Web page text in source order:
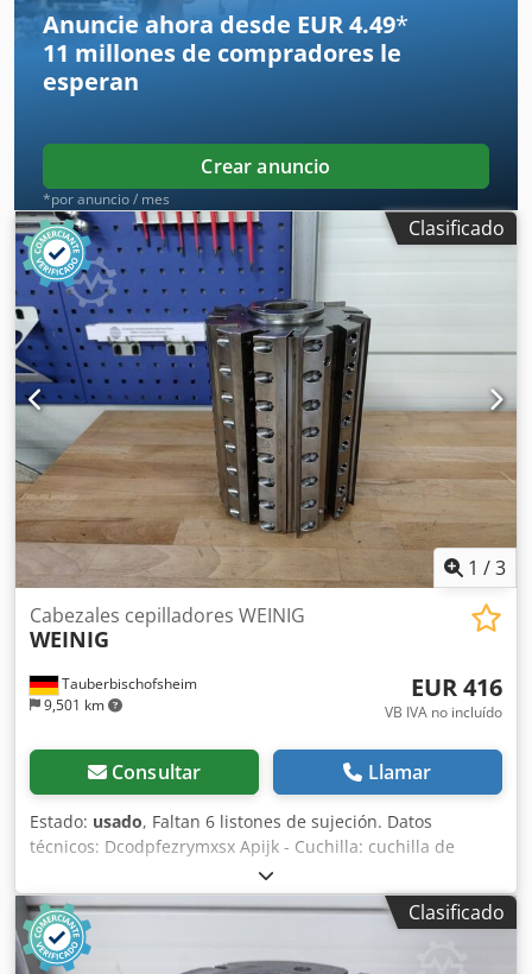
Anuncie ahora desde EUR 4.49*
11 millones de compradores le
esperan
Crear anuncio
*por anuncio / mes
Clasificado
1 /3
Tauberbischofsheim
9,501 km
Cabezales cepilladores WEINIG
WEINIG
EUR 416
VB IVA no incluído
Consultar Llamar
Estado: usado, Faltan 6 listones de sujeción. Datos
técnicos: Dcodpfezrymxsx Apijk - Cuchilla: cuchilla de
cepilladora de ranuras Z12(6) - Diámetro del disco: 200 mm
- Orificio: 50 mm - Longitud: 260 mm - Material: acero
Clasificado